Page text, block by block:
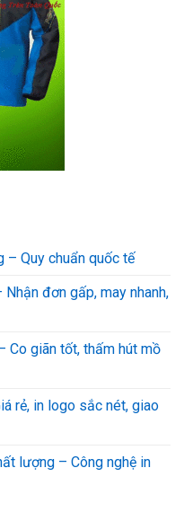
– Quy chuẩn quốc tế
đơn gấp, may nhanh,
Co giãn tốt, thấm hút mồ
rẻ, in logo sắc nét, giao
lượng – Công nghệ in